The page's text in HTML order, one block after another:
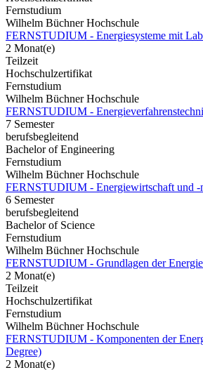
Fernstudium
Wilhelm Büchner Hochschule
FERNSTUDIUM - Energiesysteme mit
2 Monat(e)
Teilzeit
Hochschulzertifikat
Fernstudium
Wilhelm Büchner Hochschule
FERNSTUDIUM -
7 Semester
berufsbegleitend
Bachelor of Engineering
Fernstudium
Wilhelm Büchner Hochschule
FERNSTUDIUM - Energiewirtschaft und -
6 Semester
berufsbegleitend
Bachelor of Science
Fernstudium
Wilhelm Büchner Hochschule
FERNSTUDIUM - Grundlagen der
2 Monat(e)
Teilzeit
Hochschulzertifikat
Fernstudium
Wilhelm Büchner Hochschule
FERNSTUDIUM - Komponenten der
Degree)
2 Monat(e)